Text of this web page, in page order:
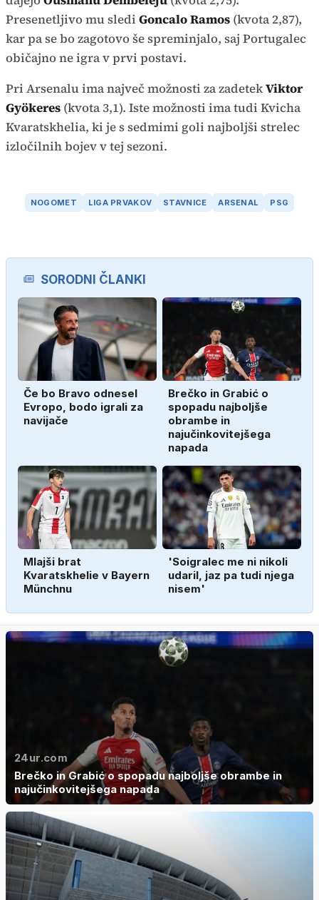
Presenetljivo mu sledi Goncalo Ramos (kvota 2,87),
kar pa se bo zagotovo še spreminjalo, saj Portugalec
običajno ne igra v prvi postavi.
Pri Arsenalu ima največ možnosti za zadetekViktor
Gyökeres (kvota 3,1). Iste možnosti ima tudi Kvicha
Kvaratskhelia, ki je s sedmimi goli najboljši strelec
izločilnih bojev v tej sezoni.
NOGOMET LIGA PRVAKOV STAVNICE ARSENAL PSG
SORODNI ČLANKI
Če bo Bravo odnesel
Evropo, bodo igrali za
navijače
Brečko in Grabić o
spopadu najboljše
obrambe in
najučinkovitejšega
napada
Mlajši brat
Kvaratskhelie v Bayern
Münchnu
'Soigralec me ni nikoli
udaril, jaz pa tudi njega
nisem'
24ur.com
Brečko in Grabić o spopadu najboljše obrambe in
najučinkovitejšega napada